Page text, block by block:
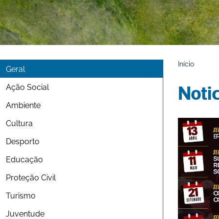
Geral
Ação Social
Ambiente
Cultura
Desporto
Educação
Proteção Civil
Turismo
Juventude
Início